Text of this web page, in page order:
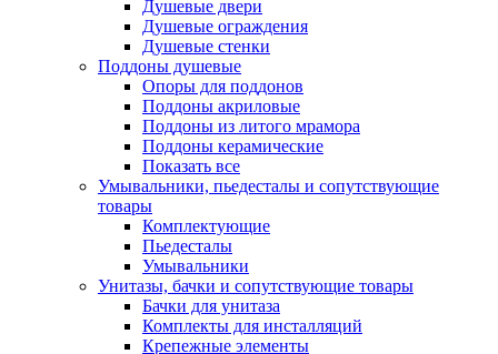
Душевые двери
Душевые ограждения
Душевые стенки
Поддоны душевые
Опоры для поддонов
Поддоны акриловые
Поддоны из литого мрамора
Поддоны керамические
Показать все
Умывальники, пьедесталы и сопутствующие
товары
Комплектующие
Пьедесталы
Умывальники
Унитазы, бачки и сопутствующие товары
Бачки для унитаза
Комплекты для инсталляций
Крепежные элементы